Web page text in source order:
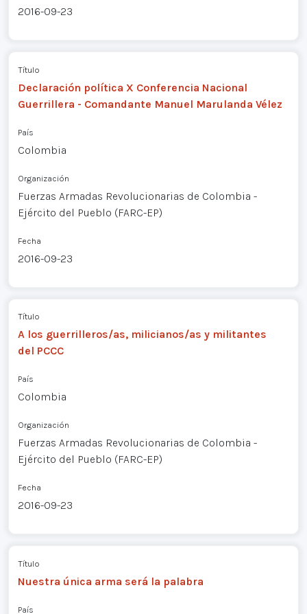
2016-09-23
Título
Declaración política X Conferencia Nacional
Guerrillera - Comandante Manuel Marulanda Vélez
País
Colombia
Organización
Fuerzas Armadas Revolucionarias de Colombia -
Ejército del Pueblo (FARC-EP)
Fecha
2016-09-23
Título
A los guerrilleros/as, milicianos/as y militantes
del PCCC
País
Colombia
Organización
Fuerzas Armadas Revolucionarias de Colombia -
Ejército del Pueblo (FARC-EP)
Fecha
2016-09-23
Título
Nuestra única arma será la palabra
País